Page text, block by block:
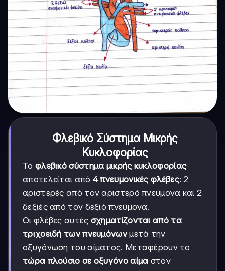
Φλεβικό Σύστημα Μικρής
Κυκλοφορίας
Το φλεβικό σύστημα μικρής κυκλοφορίας
αποτελείται από 4 πνευμονικές φλέβες: 2
αριστερές από τον αριστερό πνεύμονα και 2
δεξιές από τον δεξιό πνεύμονα.
Οι φλέβες αυτές σχηματίζονται από τα
τριχοειδή των πνευμόνωνμετά την
οξυγόνωση του αίματος. Μεταφέρουν το
τώρα πλούσιο σε οξυγόνο αίμα στον